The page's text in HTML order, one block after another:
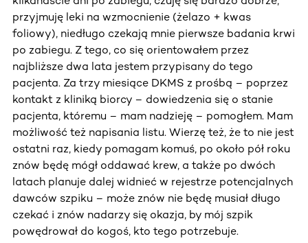
przyjmuję leki na wzmocnienie (żelazo + kwas
foliowy), niedługo czekają mnie pierwsze badania krwi
po zabiegu. Z tego, co się orientowałem przez
najbliższe dwa lata jestem przypisany do tego
pacjenta. Za trzy miesiące DKMS z prośbą – poprzez
kontakt z kliniką biorcy – dowiedzenia się o stanie
pacjenta, któremu – mam nadzieję – pomogłem. Mam
możliwość też napisania listu. Wierzę też, że to nie jest
ostatni raz, kiedy pomagam komuś, po około pół roku
znów będę mógł oddawać krew, a także po dwóch
latach planuje dalej widnieć w rejestrze potencjalnych
dawców szpiku – może znów nie będę musiał długo
czekać i znów nadarzy się okazja, by mój szpik
powędrował do kogoś, kto tego potrzebuje.